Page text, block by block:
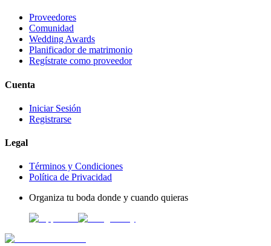
Proveedores
Comunidad
Wedding Awards
Planificador de matrimonio
Regístrate como proveedor
Cuenta
Iniciar Sesión
Registrarse
Legal
Términos y Condiciones
Política de Privacidad
Organiza tu boda donde y cuando quieras